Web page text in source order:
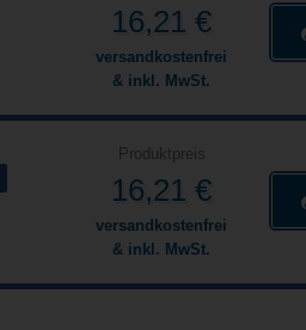
16,21 €
versandkostenfrei
& inkl. MwSt.
Produktpreis
16,21 €
versandkostenfrei
& inkl. MwSt.